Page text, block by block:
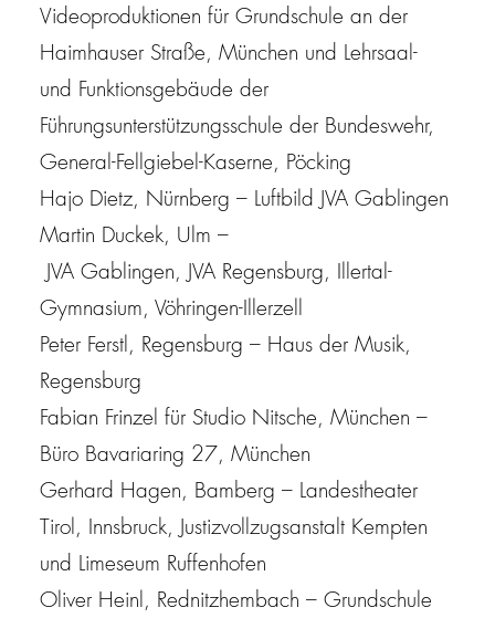
Videoproduktionen für Grundschule an der
Haimhauser Straße, München und Lehrsaal-
und Funktionsgebäude der
Führungsunterstützungsschule der Bundeswehr,
General-Fellgiebel-Kaserne, Pöcking
Hajo Dietz, Nürnberg – Luftbild JVA Gablingen
Martin Duckek, Ulm –
JVA Gablingen, JVA Regensburg, Illertal-
Gymnasium, Vöhringen-Illerzell
Peter Ferstl, Regensburg – Haus der Musik,
Regensburg
Fabian Frinzel für Studio Nitsche, München –
Büro Bavariaring 27, München
Gerhard Hagen, Bamberg – Landestheater
Tirol, Innsbruck, Justizvollzugsanstalt Kempten
und Limeseum Ruffenhofen
Oliver Heinl, Rednitzhembach – Grundschule